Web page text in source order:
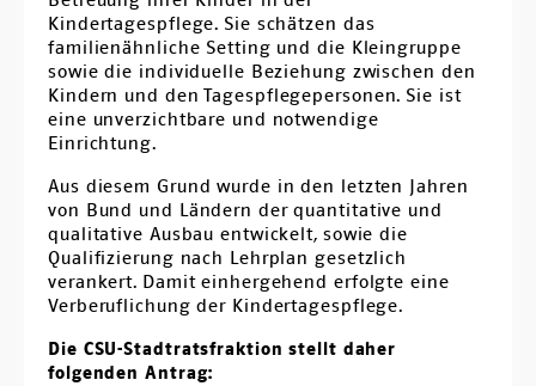
Arbeitskreise
Kontakt
Kindertagespflege. Sie schätzen das
familienähnliche Setting und die Kleingruppe
sowie die individuelle Beziehung zwischen den
Kindern und den Tagespflegepersonen. Sie ist
eine unverzichtbare und notwendige
Einrichtung.
Aus diesem Grund wurde in den letzten Jahren
von Bund und Ländern der quantitative und
qualitative Ausbau entwickelt, sowie die
Qualifizierung nach Lehrplan gesetzlich
verankert. Damit einhergehend erfolgte eine
Verberuflichung der Kindertagespflege.
Die CSU-Stadtratsfraktion stellt daher
folgenden Antrag: